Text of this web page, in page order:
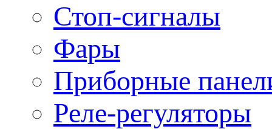
Стоп-сигналы
Фары
Приборные
Реле-регуляторы